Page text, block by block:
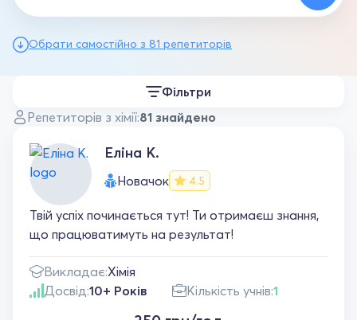
Обрати самостійно з 81 репетиторів
Репетиторів з хімії:81 знайдено
Фільтри
Еліна К.
Новачок 4.5
Твій успіх починається тут! Ти отримаєш знання,
що працюватимуть на результат!
Викладає:Хімія
Досвід:10+ Років Кількість учнів:1